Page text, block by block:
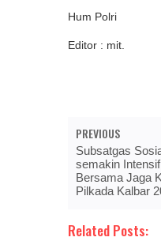
Hum Polri
Editor : mit.
PREVIOUS
Subsatgas
semakin
Bersama Jaga
Pilkada Kalbar
Related Posts: